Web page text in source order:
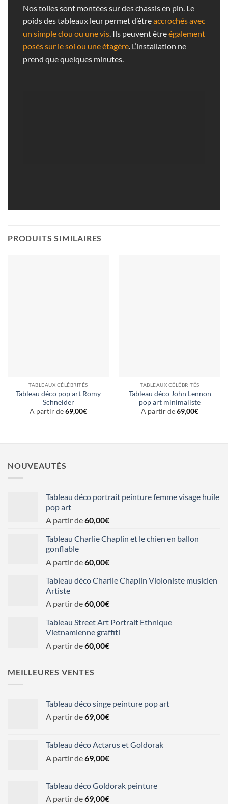
Nos toiles sont montées sur des chassis en pin. Le
poids des tableaux leur permet d’êtreaccrochés avec
un simple clou ou une vis. Ils peuvent êtreégalement
posés sur le sol ou une étagère. L’installation ne
prend que quelques minutes.
PRODUITS SIMILAIRES
TABLEAUX CÉLÉBRITÉS
Tableau déco pop art Romy
Schneider
A partir de69,00€
TABLEAUX CÉLÉBRITÉS
Tableau déco John Lennon
pop art minimaliste
A partir de69,00€
NOUVEAUTÉS
Tableau déco portrait peinture femme visage huile
pop art
A partir de60,00€
Tableau Charlie Chaplin et le chien en ballon
gonflable
A partir de60,00€
Tableau déco Charlie Chaplin Violoniste musicien
Artiste
A partir de60,00€
Tableau Street Art Portrait Ethnique
Vietnamienne graffiti
A partir de60,00€
MEILLEURES VENTES
Tableau déco singe peinture pop art
A partir de69,00€
Tableau déco Actarus et Goldorak
A partir de69,00€
Tableau déco Goldorak peinture
A partir de69,00€